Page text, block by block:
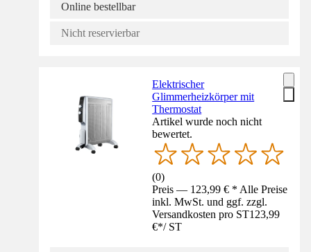
Online bestellbar
Nicht reservierbar
Elektrischer
Glimmerheizkörper mit
Thermostat
Artikel wurde noch nicht
bewertet.
(0)
Preis — 123,99 € * Alle Preise
inkl. MwSt. und ggf. zzgl.
Versandkosten pro ST123,99
€*/ ST